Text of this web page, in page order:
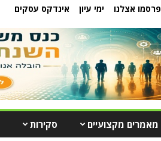
פרסמו אצלנו ימי עיון אינדקס עסקים
מאמרים מקצועיים סקירות